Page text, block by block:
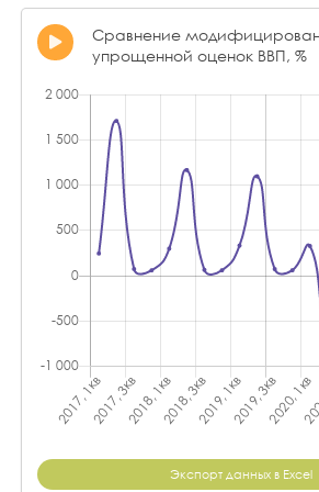
Сравнение
упрощенной оценок ВВП, %
Экспорт данных в Excel